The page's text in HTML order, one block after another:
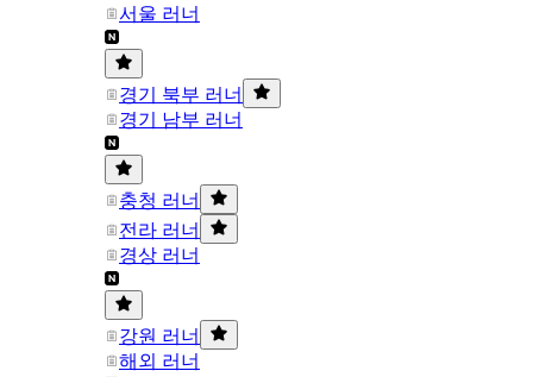
서울 러너
경기 북부 러너
경기 남부 러너
충청 러너
전라 러너
경상 러너
강원 러너
해외 러너